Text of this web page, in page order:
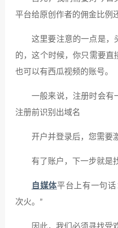
平台给原创作者的佣金比例
这里要注意的一点是，
的，这个时候，你只需要直
也可以有西瓜视频的账号。
一般来说，注册时会有
注册前识别出域名
开户并登录后，您需要
有了账户，下一步就是
自媒体平台上有一句
次火。”